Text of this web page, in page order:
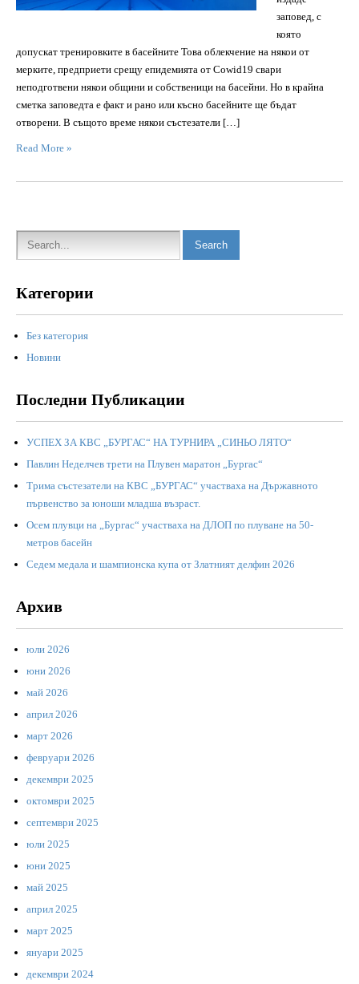
заповед, с
която
допускат тренировките в басейните Това облекчение на някои от
мерките, предприети срещу епидемията от Cowid19 свари
неподготвени някои общини и собственици на басейни. Но в крайна
сметка заповедта е факт и рано или късно басейните ще бъдат
отворени. В същото време някои състезатели […]
Read More »
Категории
Без категория
Новини
Последни Публикации
УСПЕХ ЗА КВС „БУРГАС“ НА ТУРНИРА „СИНЬО ЛЯТО“
Павлин Неделчев трети на Плувен маратон „Бургас“
Трима състезатели на КВС „БУРГАС“ участваха на Държавното
първенство за юноши младша възраст.
Осем плувци на „Бургас“ участваха на ДЛОП по плуване на 50-
метров басейн
Седем медала и шампионска купа от Златният делфин 2026
Архив
юли 2026
юни 2026
май 2026
април 2026
март 2026
февруари 2026
декември 2025
октомври 2025
септември 2025
юли 2025
юни 2025
май 2025
април 2025
март 2025
януари 2025
декември 2024